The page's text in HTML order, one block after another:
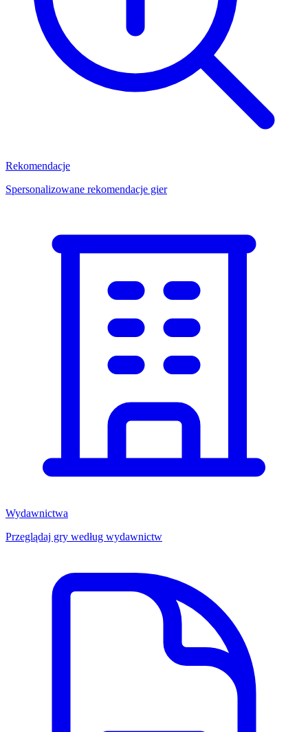
Rekomendacje
Spersonalizowane rekomendacje gier
Wydawnictwa
Przeglądaj gry według wydawnictw